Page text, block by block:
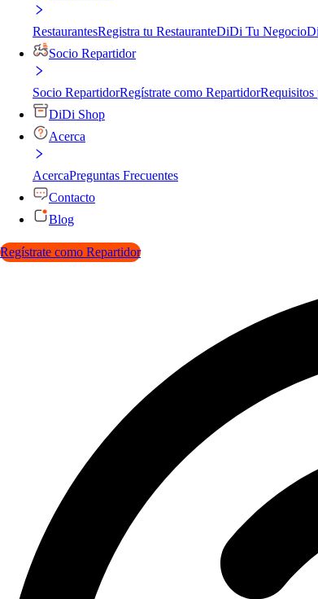
RestaurantesRegistra tu RestauranteDiDi Tu Negocio
Socio Repartidor
Socio RepartidorRegístrate como RepartidorRequisitos
DiDi Shop
Acerca
AcercaPreguntas Frecuentes
Contacto
Blog
Regístrate como Repartidor